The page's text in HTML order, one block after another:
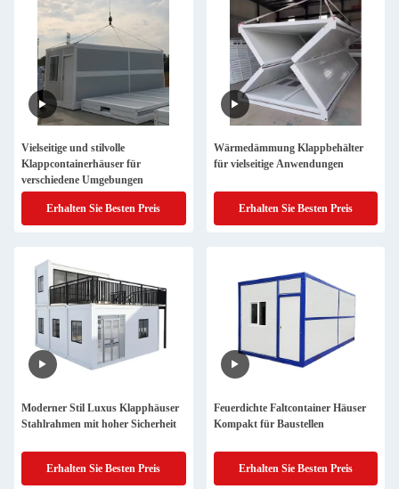
Vielseitige und stilvolle
Klappcontainerhäuser für
verschiedene Umgebungen
Erhalten Sie Besten Preis
Wärmedämmung Klappbehälter
für vielseitige Anwendungen
Erhalten Sie Besten Preis
Moderner Stil Luxus Klapphäuser
Stahlrahmen mit hoher Sicherheit
Erhalten Sie Besten Preis
Feuerdichte Faltcontainer Häuser
Kompakt für Baustellen
Erhalten Sie Besten Preis